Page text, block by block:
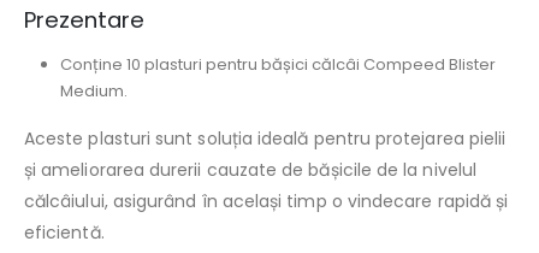
Prezentare
Conține 10 plasturi pentru bășici călcâi Compeed Blister
Medium.
Aceste plasturi sunt soluția ideală pentru protejarea pielii
și ameliorarea durerii cauzate de bășicile de la nivelul
călcâiului, asigurând în același timp o vindecare rapidă și
eficientă.